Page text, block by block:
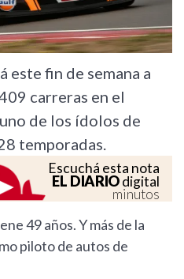
este fin de semana a
carreras en el
de los ídolos de
temporadas.
Escuchá esta nota
EL DIARIOdigital
minutos
49 años. Y más de la
piloto de autos de